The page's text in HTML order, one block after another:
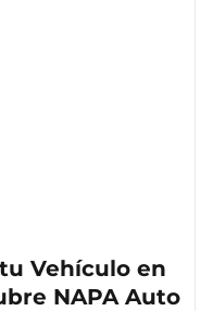
Vehículo en
NAPA Auto